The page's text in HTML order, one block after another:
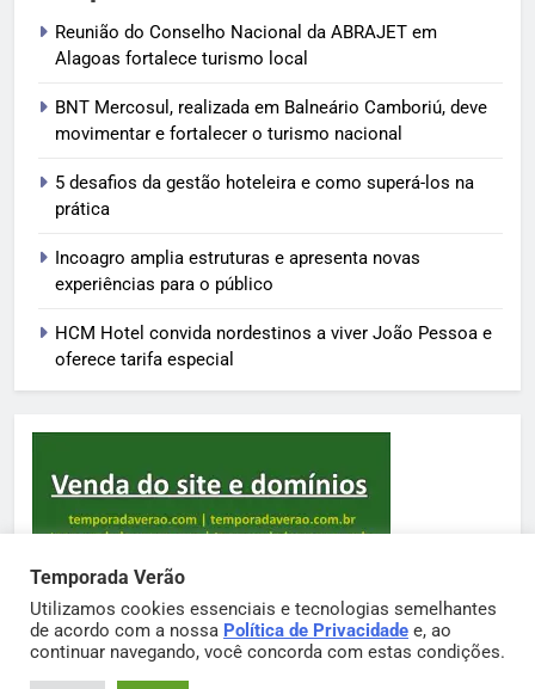
Reunião do Conselho Nacional da ABRAJET em
Alagoas fortalece turismo local
BNT Mercosul, realizada em Balneário Camboriú, deve
movimentar e fortalecer o turismo nacional
5 desafios da gestão hoteleira e como superá-los na
prática
Incoagro amplia estruturas e apresenta novas
experiências para o público
HCM Hotel convida nordestinos a viver João Pessoa e
oferece tarifa especial
Sortimento Temporada Verão 2026. Powered By
Temporada Verão
Utilizamos cookies essenciais e tecnologias semelhantes
de acordo com a nossa Política de Privacidade e, ao
continuar navegando, você concorda com estas condições.